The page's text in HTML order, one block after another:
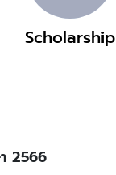
Scholarship
2566